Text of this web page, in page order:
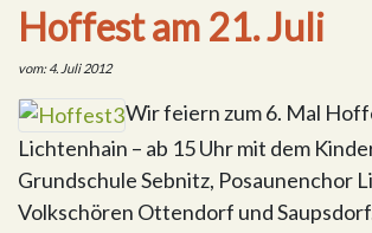
Hoffest am 21. Juli
vom: 4. Juli 2012
Wir feiern zum 6. Mal
Lichtenhain – ab 15 Uhr mit dem
Grundschule Sebnitz, Posaunenchor
Volkschören Ottendorf und